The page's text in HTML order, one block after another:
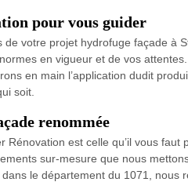
pour vous guider
votre projet hydrofuge façade à
en vigueur et de vos
en main l’application dudit
soit.
renommée
est celle qu’il vous
sur-mesure que nous
le département du 1071,